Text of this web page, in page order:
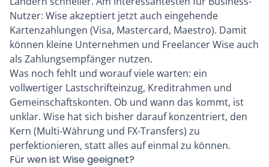
Nutzer: Wise akzeptiert jetzt auch eingehende
Kartenzahlungen (Visa, Mastercard, Maestro). Damit
können kleine Unternehmen und Freelancer Wise auch
als Zahlungsempfänger nutzen.
Was noch fehlt und worauf viele warten: ein
vollwertiger Lastschrifteinzug, Kreditrahmen und
Gemeinschaftskonten. Ob und wann das kommt, ist
unklar. Wise hat sich bisher darauf konzentriert, den
Kern (Multi-Währung und FX-Transfers) zu
perfektionieren, statt alles auf einmal zu können.
Für wen ist Wise geeignet?